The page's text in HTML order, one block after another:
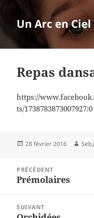
Un Arc en
Repas
https://
ts/1738783873007927:0
Publié
28 février 2016
l’article
PRÉCÉDENT
Article
Prémolaires
SUIVANT